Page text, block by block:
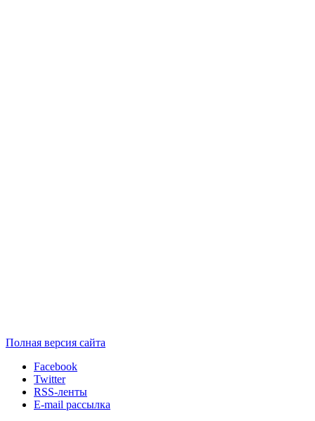
Полная версия сайта
Facebook
Twitter
RSS-ленты
E-mail рассылка